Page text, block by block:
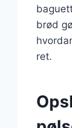
brød
ret.